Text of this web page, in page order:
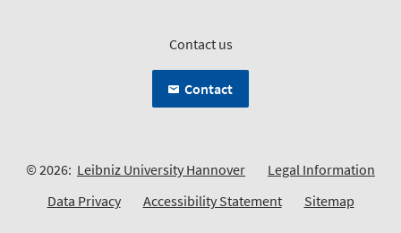
Contact us
Contact
© 2026: Leibniz University Hannover
Legal Information
Data Privacy
Accessibility Statement Sitemap